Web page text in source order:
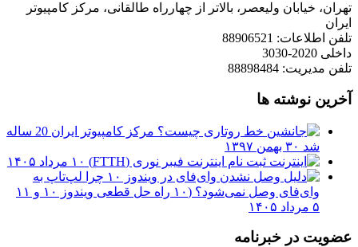
تهران، خیابان ولیعصر، بالاتر از چهارراه طالقانی، مرکز کامپیوتر
ایران
تلفن اطلاعات: 88906521
داخلی 2020-3030
تلفن مدیریت: 88898484
آخرین نوشته ها
مرکز کامپیوتر ایران 20 ساله
شد ۳۰ بهمن ۱۳۹۷
ثبت نام اینترنت فیبر نوری (FTTH)
۱۰ مرداد ۱۴۰۵
چرا لپ‌تاپ به
وای‌فای وصل نمی‌شود؟ (۱۰ راه حل قطعی ویندوز ۱۰ و ۱۱
۵ مرداد ۱۴۰۵
عضویت در خبرنامه